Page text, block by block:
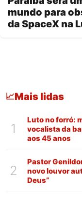
mundo para
da SpaceX na
📈Mais lidas
1
Luto no forró:
vocalista da
aos 45 anos
2
Pastor
novo louvor
Deus”